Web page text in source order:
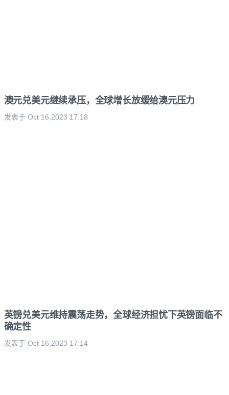
澳元兑美元继续承压，全球增长放缓给澳元压力
发表于 Oct 16,2023 17:18
英镑兑美元维持震荡走势，全球经济担忧下英镑面临不
确定性
发表于 Oct 16,2023 17:14